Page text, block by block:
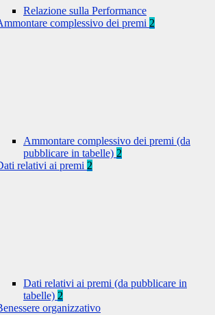
Relazione sulla Performance
complessivo dei premi 2
Ammontare complessivo dei premi (da
pubblicare in tabelle) 2
relativi ai premi 2
Dati relativi ai premi (da pubblicare in
tabelle) 2
organizzativo